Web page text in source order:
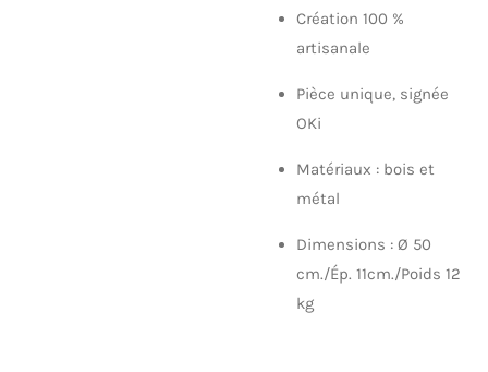
Création 100 %
artisanale
Pièce unique, signée
OKi
Matériaux : bois et
métal
Dimensions : Ø 50
cm./Ép. 11cm./Poids 12
kg